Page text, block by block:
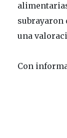
subrayaron
una
Con